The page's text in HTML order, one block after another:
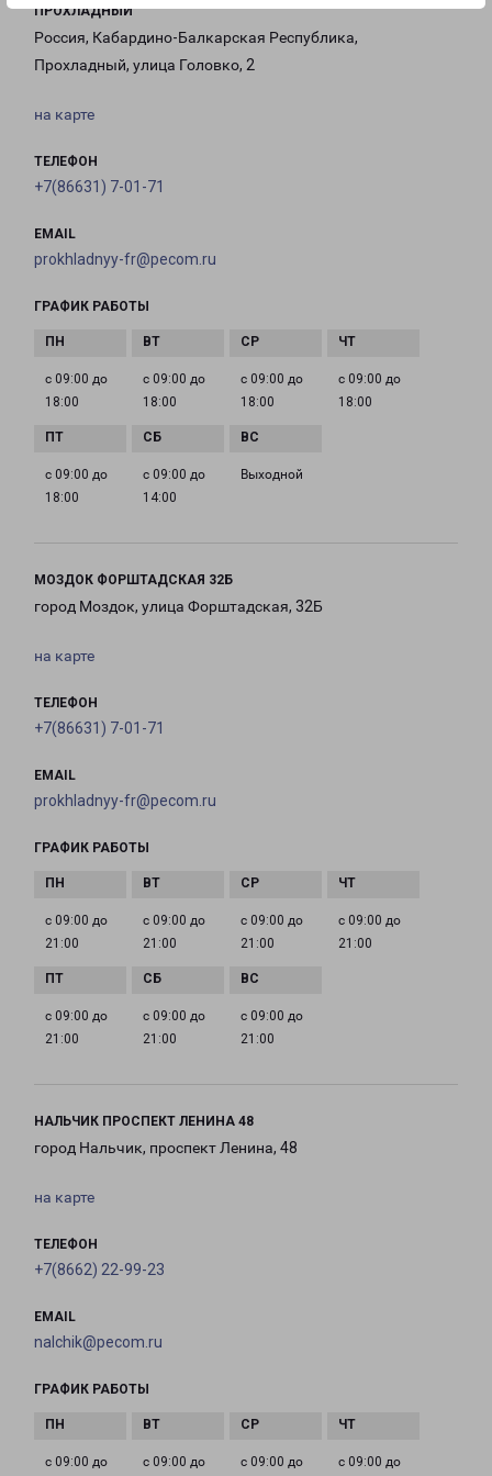
ПРОХЛАДНЫЙ
Россия, Кабардино-Балкарская Республика,
Прохладный, улица Головко, 2
на карте
ТЕЛЕФОН
+7(86631) 7-01-71
EMAIL
prokhladnyy-fr@pecom.ru
ГРАФИК РАБОТЫ
с 09:00 до
18:00
с 09:00 до
18:00
с 09:00 до
18:00
с 09:00 до
18:00
с 09:00 до
18:00
с 09:00 до
14:00
Выходной
МОЗДОК ФОРШТАДСКАЯ 32Б
город Моздок, улица Форштадская, 32Б
на карте
ТЕЛЕФОН
+7(86631) 7-01-71
EMAIL
prokhladnyy-fr@pecom.ru
ГРАФИК РАБОТЫ
с 09:00 до
21:00
с 09:00 до
21:00
с 09:00 до
21:00
с 09:00 до
21:00
с 09:00 до
21:00
с 09:00 до
21:00
с 09:00 до
21:00
НАЛЬЧИК ПРОСПЕКТ ЛЕНИНА 48
город Нальчик, проспект Ленина, 48
на карте
ТЕЛЕФОН
+7(8662) 22-99-23
EMAIL
nalchik@pecom.ru
ГРАФИК РАБОТЫ
с 09:00 до с 09:00 до с 09:00 до с 09:00 до